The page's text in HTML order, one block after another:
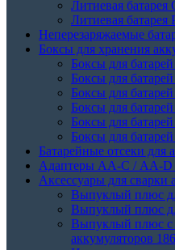
Литиевая батарея
Литиевая батарея
Неперезаряжаемые
Боксы для хранения
Боксы для
Боксы для
Боксы для
Боксы для
Боксы для
Боксы для
Батарейные отсеки для
Адаптеры АА-С / АА-D
Аксессуары для сварки
Выпуклый плюс
Выпуклый плюс
Выпуклый плюс с
аккумуляторов